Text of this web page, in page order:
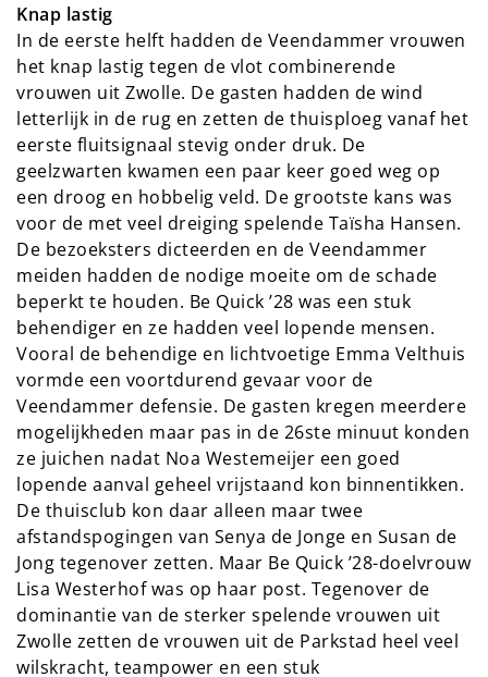
Knap lastig
In de eerste helft hadden de Veendammer vrouwen
het knap lastig tegen de vlot combinerende
vrouwen uit Zwolle. De gasten hadden de wind
letterlijk in de rug en zetten de thuisploeg vanaf het
eerste fluitsignaal stevig onder druk. De
geelzwarten kwamen een paar keer goed weg op
een droog en hobbelig veld. De grootste kans was
voor de met veel dreiging spelende Taïsha Hansen.
De bezoeksters dicteerden en de Veendammer
meiden hadden de nodige moeite om de schade
beperkt te houden. Be Quick ’28 was een stuk
behendiger en ze hadden veel lopende mensen.
Vooral de behendige en lichtvoetige Emma Velthuis
vormde een voortdurend gevaar voor de
Veendammer defensie. De gasten kregen meerdere
mogelijkheden maar pas in de 26ste minuut konden
ze juichen nadat Noa Westemeijer een goed
lopende aanval geheel vrijstaand kon binnentikken.
De thuisclub kon daar alleen maar twee
afstandspogingen van Senya de Jonge en Susan de
Jong tegenover zetten. Maar Be Quick ’28-doelvrouw
Lisa Westerhof was op haar post. Tegenover de
dominantie van de sterker spelende vrouwen uit
Zwolle zetten de vrouwen uit de Parkstad heel veel
wilskracht, teampower en een stuk